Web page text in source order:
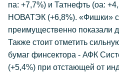
па: +7,7%) и Татнефть (оа:
НОВАТЭК (+6,8%). «Фишки»
преимущественно показали
Также стоит отметить
бумаг финсектора - АФК
(+5,4%) при отстающей от